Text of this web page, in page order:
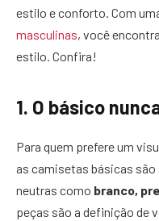
estilo e conforto. Com
masculinas, você
estilo. Confira!
1. O básico
Para quem prefere um
as camisetas básicas
neutras como branco,
peças são a definição de